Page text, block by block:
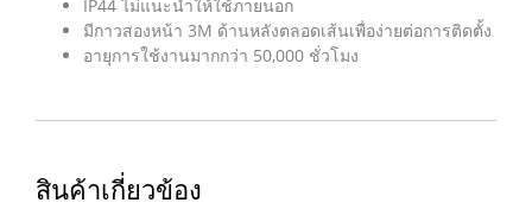
IP44 ไม่แนะนำให้ใช้ภายนอก
มีกาวสองหน้า 3M ด้านหลังตลอดเส้นเพื่อง่ายต่อการติดตั้ง
อายุการใช้งานมากกว่า 50,000 ชั่วโมง
สินค้าเกี่ยวข้อง